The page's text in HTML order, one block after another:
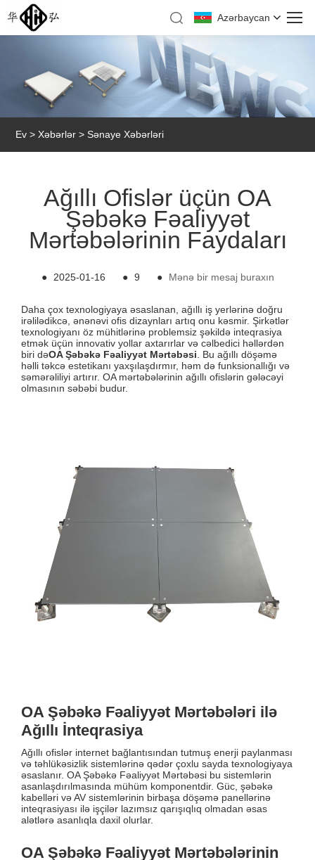
Azərbaycan
Ev > Xəbərlər >Sənaye Xəbərləri
Ağıllı Ofislər üçün OA
Şəbəkə Fəaliyyət
Mərtəbələrinin Faydaları
● 2025-01-16 ● 9 ● Mənə bir mesaj buraxın
Daha çox texnologiyaya əsaslanan, ağıllı iş yerlərinə doğru
irəlilədikcə, ənənəvi ofis dizaynları artıq onu kəsmir. Şirkətlər
texnologiyanı öz mühitlərinə problemsiz şəkildə inteqrasiya
etmək üçün innovativ yollar axtarırlar və cəlbedici həllərdən
biri dəOA Şəbəkə Fəaliyyət Mərtəbəsi . Bu ağıllı döşəmə
həlli təkcə estetikanı yaxşılaşdırmır, həm də funksionallığı və
səmərəliliyi artırır. OA mərtəbələrinin ağıllı ofislərin gələcəyi
olmasının səbəbi budur.
OA Şəbəkə Fəaliyyət Mərtəbələri ilə
Ağıllı İnteqrasiya
Ağıllı ofislər internet bağlantısından tutmuş enerji paylanması
və təhlükəsizlik sistemlərinə qədər çoxlu sayda texnologiyaya
əsaslanır. OA Şəbəkə Fəaliyyət Mərtəbəsi bu sistemlərin
asanlaşdırılmasında mühüm komponentdir. Güc, şəbəkə
kabelləri və AV sistemlərinin birbaşa döşəmə panellərinə
inteqrasiyası ilə işçilər lazımsız qarışıqlıq olmadan əsas
alətlərə asanlıqla daxil olurlar.
OA Şəbəkə Fəaliyyət Mərtəbələrinin